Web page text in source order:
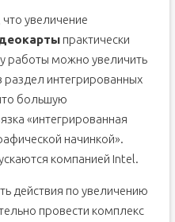
увеличение
практически
работы можно увеличить
раздел интегрированных
большую
«интегрированная
начинкой».
компанией Intel.
действия по увеличению
провести комплекс